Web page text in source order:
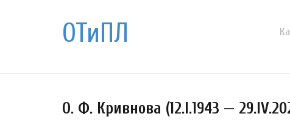
ОТиПЛ
О. Ф. Кривнова (12.I.1943 —